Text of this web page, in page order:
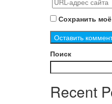
Сохранить
Поиск
Recent